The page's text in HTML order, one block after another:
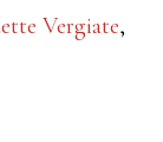
Vergiate,